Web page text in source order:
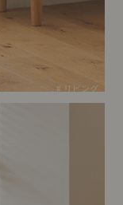
# リビング